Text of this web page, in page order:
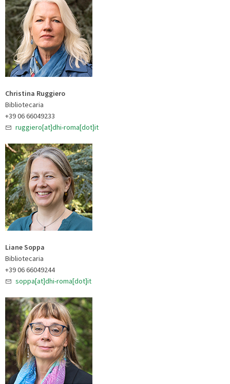
Christina Ruggiero
Bibliotecaria
+39 06 66049233
ruggiero[at]dhi-roma[dot]it
Liane Soppa
Bibliotecaria
+39 06 66049244
soppa[at]dhi-roma[dot]it